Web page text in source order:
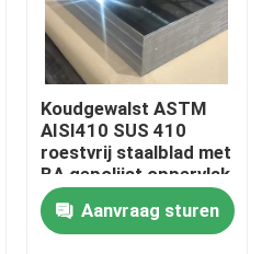
Koudgewalst ASTM
AISI410 SUS 410
roestvrij staalblad met
BA gepolijst oppervlak
0,8 * 1220 * 2440
Aanvraag sturen